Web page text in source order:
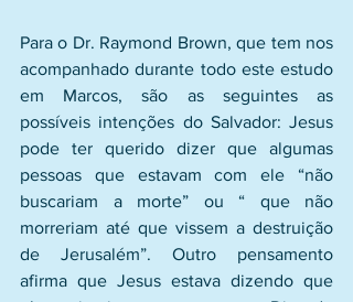
Para o Dr. Raymond Brown, que tem nos
acompanhado durante todo este estudo
em Marcos, são as seguintes as
possíveis intenções do Salvador: Jesus
pode ter querido dizer que algumas
pessoas que estavam com ele “não
buscariam a morte” ou “ que não
morreriam até que vissem a destruição
de Jerusalém”. Outro pensamento
afirma que Jesus estava dizendo que